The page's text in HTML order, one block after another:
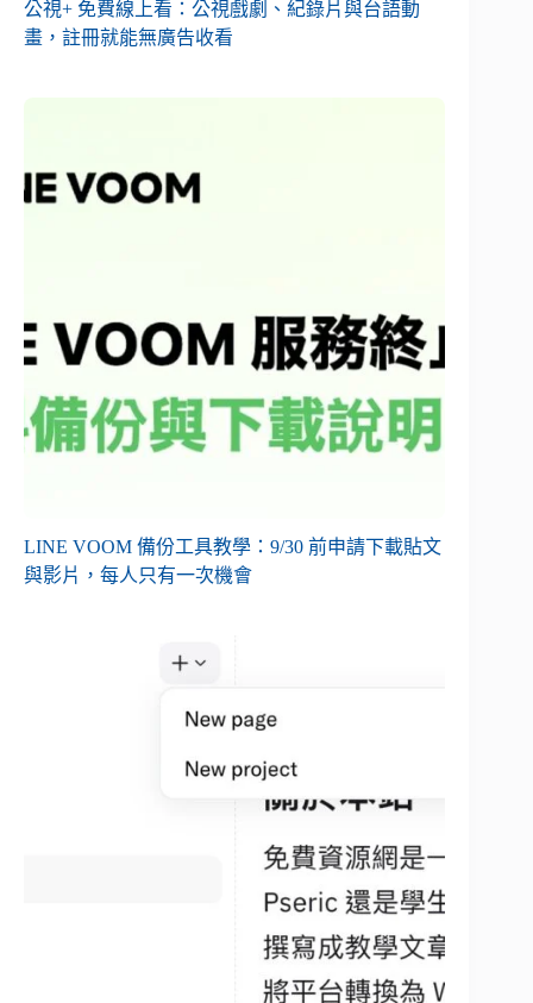
公視+ 免費線上看：公視戲劇、紀錄片與台語動
畫，註冊就能無廣告收看
LINE VOOM 備份工具教學：9/30 前申請下載貼文
與影片，每人只有一次機會